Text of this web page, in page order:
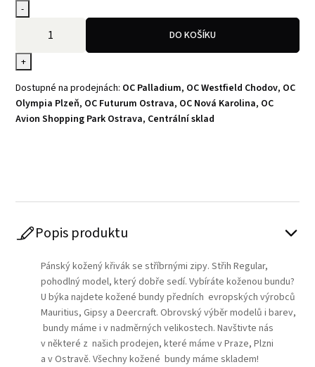
-
+
DO KOŠÍKU
Dostupné na prodejnách: OC Palladium, OC Westfield Chodov, OC
Olympia Plzeň, OC Futurum Ostrava, OC Nová Karolina, OC
Avion Shopping Park Ostrava, Centrální sklad
Popis produktu
Pánský kožený křivák se stříbrnými zipy. Střih Regular,
pohodlný model, který dobře sedí. Vybíráte koženou bundu?
U býka najdete kožené bundy předních evropských výrobců
Mauritius, Gipsy a Deercraft. Obrovský výběr modelů i barev,
bundy máme i v nadměrných velikostech. Navštivte nás
v některé z našich prodejen, které máme v Praze, Plzni
a v Ostravě. Všechny kožené bundy máme skladem!